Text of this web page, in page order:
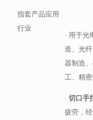
指套产品应用
行业
· 用于
造、光
器制造
工、精
· 切口手
疲劳，